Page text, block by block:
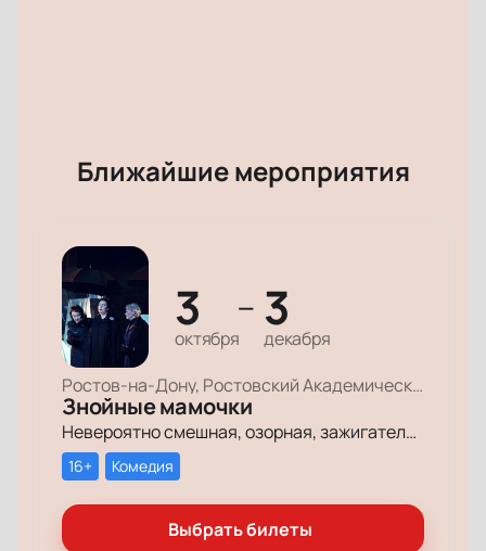
Ближайшие мероприятия
3
октября
— 3
декабря
Ростов-на-Дону, Ростовский Академический Театр Драмы, Малая сцена
Знойные мамочки
Невероятно смешная, озорная, зажигательная комедия – о том, как две прекрасные леди степенного возраста вовсе не торопятся остепеняться, и подают своим уже взрослым детям отличный пример, как жить на полную катушку.
16+ Комедия
Выбрать билеты